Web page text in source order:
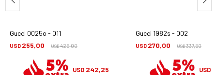
Gucci 0025o - 011
USD 255,00 USD425,00
USD 242,25
Gucci 1982s - 002
USD 270,00 USD337,50
USD